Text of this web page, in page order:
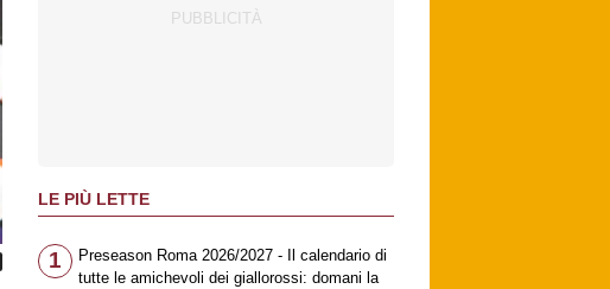
LE PIÙ LETTE
1
Preseason Roma 2026/2027 - Il calendario di
tutte le amichevoli dei giallorossi: domani la